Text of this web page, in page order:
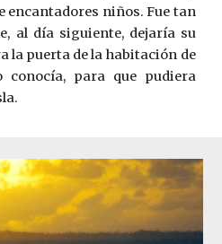
encantadores niños. Fue tan
al día siguiente, dejaría su
la puerta de la habitación de
para que pudiera